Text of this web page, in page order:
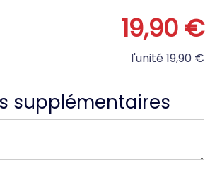
19,90 €
l'unité19,90 €
supplémentaires